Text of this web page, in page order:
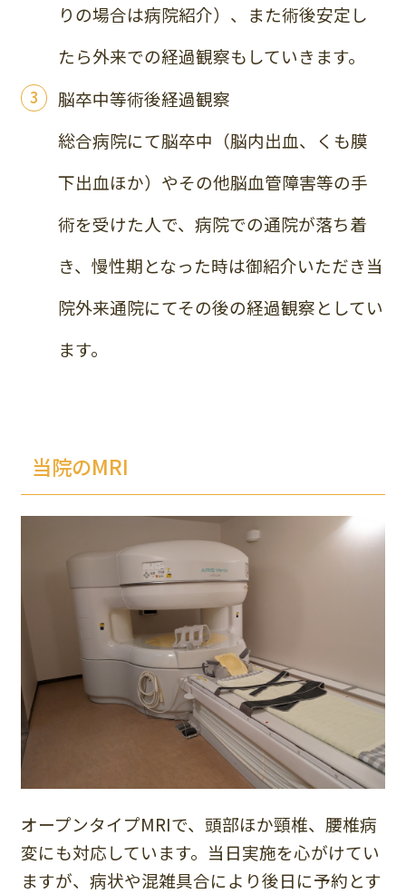
りの場合は病院紹介）、また術後安定し
たら外来での経過観察もしていきます。
脳卒中等術後経過観察
総合病院にて脳卒中（脳内出血、くも膜
下出血ほか）やその他脳血管障害等の手
術を受けた人で、病院での通院が落ち着
き、慢性期となった時は御紹介いただき当
院外来通院にてその後の経過観察としてい
ます。
当院のMRI
オープンタイプMRIで、頭部ほか頸椎、腰椎病
変にも対応しています。当日実施を心がけてい
ますが、病状や混雑具合により後日に予約とす